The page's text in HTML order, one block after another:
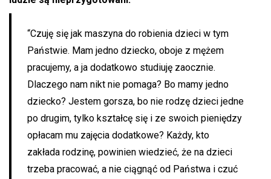
“Czuję się jak maszyna do robienia dzieci w tym
Państwie. Mam jedno dziecko, oboje z mężem
pracujemy, a ja dodatkowo studiuję zaocznie.
Dlaczego nam nikt nie pomaga? Bo mamy jedno
dziecko? Jestem gorsza, bo nie rodzę dzieci jedne
po drugim, tylko kształcę się i ze swoich pieniędzy
opłacam mu zajęcia dodatkowe? Każdy, kto
zakłada rodzinę, powinien wiedzieć, że na dzieci
trzeba pracować, a nie ciągnąć od Państwa i czuć